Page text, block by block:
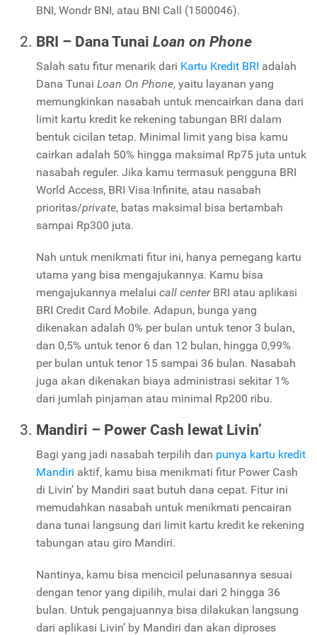
BNI, Wondr BNI, atau BNI Call (1500046).
BRI – Dana Tunai Loan on Phone
Salah satu fitur menarik dari Kartu Kredit BRI adalah
Dana Tunai Loan On Phone, yaitu layanan yang
memungkinkan nasabah untuk mencairkan dana dari
limit kartu kredit ke rekening tabungan BRI dalam
bentuk cicilan tetap. Minimal limit yang bisa kamu
cairkan adalah 50% hingga maksimal Rp75 juta untuk
nasabah reguler. Jika kamu termasuk pengguna BRI
World Access, BRI Visa Infinite, atau nasabah
prioritas/private, batas maksimal bisa bertambah
sampai Rp300 juta.
Nah untuk menikmati fitur ini, hanya pemegang kartu
utama yang bisa mengajukannya. Kamu bisa
mengajukannya melalui call centerBRI atau aplikasi
BRI Credit Card Mobile. Adapun, bunga yang
dikenakan adalah 0% per bulan untuk tenor 3 bulan,
dan 0,5% untuk tenor 6 dan 12 bulan, hingga 0,99%
per bulan untuk tenor 15 sampai 36 bulan. Nasabah
juga akan dikenakan biaya administrasi sekitar 1%
dari jumlah pinjaman atau minimal Rp200 ribu.
Mandiri – Power Cash lewat Livin’
Bagi yang jadi nasabah terpilih dan punya kartu kredit
Mandiri aktif, kamu bisa menikmati fitur Power Cash
di Livin’ by Mandiri saat butuh dana cepat. Fitur ini
memudahkan nasabah untuk menikmati pencairan
dana tunai langsung dari limit kartu kredit ke rekening
tabungan atau giro Mandiri.
Nantinya, kamu bisa mencicil pelunasannya sesuai
dengan tenor yang dipilih, mulai dari 2 hingga 36
bulan. Untuk pengajuannya bisa dilakukan langsung
dari aplikasi Livin’ by Mandiri dan akan diproses